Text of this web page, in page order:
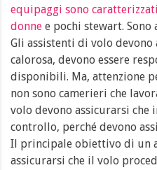
equipaggi sono
donne e pochi stewart. Sono
Gli assistenti di volo devono
calorosa, devono essere
disponibili. Ma, attenzione
non sono camerieri che
volo devono assicurarsi che
controllo, perché devono
Il principale obiettivo di un
assicurarsi che il volo